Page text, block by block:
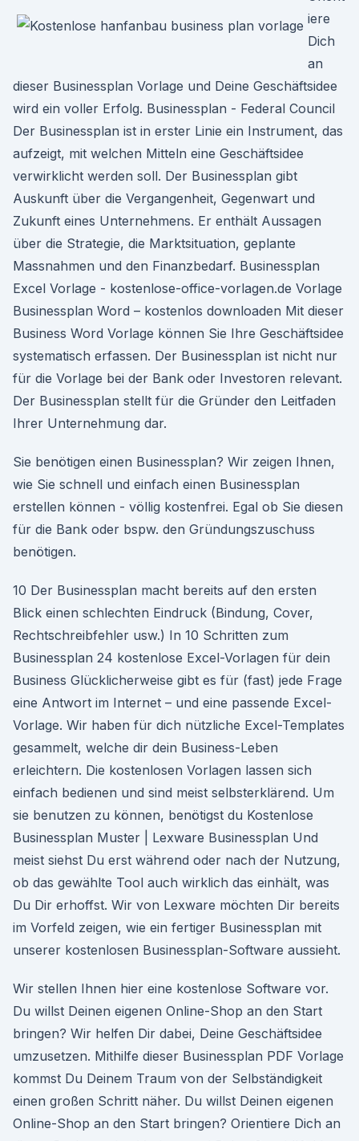
iere
Dich
an
dieser Businessplan Vorlage und Deine Geschäftsidee
wird ein voller Erfolg. Businessplan - Federal Council
Der Businessplan ist in erster Linie ein Instrument, das
aufzeigt, mit welchen Mitteln eine Geschäftsidee
verwirklicht werden soll. Der Businessplan gibt
Auskunft über die Vergangenheit, Gegenwart und
Zukunft eines Unternehmens. Er enthält Aussagen
über die Strategie, die Marktsituation, geplante
Massnahmen und den Finanzbedarf. Businessplan
Excel Vorlage - kostenlose-office-vorlagen.de Vorlage
Businessplan Word – kostenlos downloaden Mit dieser
Business Word Vorlage können Sie Ihre Geschäftsidee
systematisch erfassen. Der Businessplan ist nicht nur
für die Vorlage bei der Bank oder Investoren relevant.
Der Businessplan stellt für die Gründer den Leitfaden
Ihrer Unternehmung dar.
Sie benötigen einen Businessplan? Wir zeigen Ihnen,
wie Sie schnell und einfach einen Businessplan
erstellen können - völlig kostenfrei. Egal ob Sie diesen
für die Bank oder bspw. den Gründungszuschuss
benötigen.
10 Der Businessplan macht bereits auf den ersten
Blick einen schlechten Eindruck (Bindung, Cover,
Rechtschreibfehler usw.) In 10 Schritten zum
Businessplan 24 kostenlose Excel-Vorlagen für dein
Business Glücklicherweise gibt es für (fast) jede Frage
eine Antwort im Internet – und eine passende Excel-
Vorlage. Wir haben für dich nützliche Excel-Templates
gesammelt, welche dir dein Business-Leben
erleichtern. Die kostenlosen Vorlagen lassen sich
einfach bedienen und sind meist selbsterklärend. Um
sie benutzen zu können, benötigst du Kostenlose
Businessplan Muster | Lexware Businessplan Und
meist siehst Du erst während oder nach der Nutzung,
ob das gewählte Tool auch wirklich das einhält, was
Du Dir erhoffst. Wir von Lexware möchten Dir bereits
im Vorfeld zeigen, wie ein fertiger Businessplan mit
unserer kostenlosen Businessplan-Software aussieht.
Wir stellen Ihnen hier eine kostenlose Software vor.
Du willst Deinen eigenen Online-Shop an den Start
bringen? Wir helfen Dir dabei, Deine Geschäftsidee
umzusetzen. Mithilfe dieser Businessplan PDF Vorlage
kommst Du Deinem Traum von der Selbständigkeit
einen großen Schritt näher. Du willst Deinen eigenen
Online-Shop an den Start bringen? Orientiere Dich an